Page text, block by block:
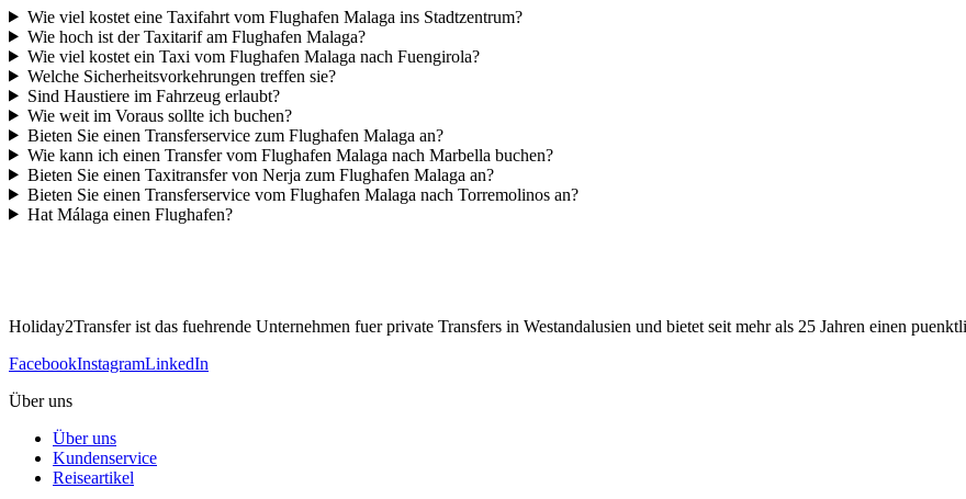
Wie viel kostet eine Taxifahrt vom Flughafen Malaga ins Stadtzentrum?
Wie hoch ist der Taxitarif am Flughafen Malaga?
Wie viel kostet ein Taxi vom Flughafen Malaga nach Fuengirola?
Welche Sicherheitsvorkehrungen treffen sie?
Sind Haustiere im Fahrzeug erlaubt?
Wie weit im Voraus sollte ich buchen?
Bieten Sie einen Transferservice zum Flughafen Malaga an?
Wie kann ich einen Transfer vom Flughafen Malaga nach Marbella buchen?
Bieten Sie einen Taxitransfer von Nerja zum Flughafen Malaga an?
Bieten Sie einen Transferservice vom Flughafen Malaga nach Torremolinos an?
Hat Málaga einen Flughafen?
Holiday2Transfer ist das fuehrende Unternehmen fuer private Transfers in Westandalusien und bietet seit mehr als 25 Jahren einen
FacebookInstagramLinkedIn
Über uns
Über uns
Kundenservice
Reiseartikel